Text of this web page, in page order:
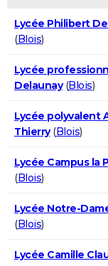
Lycée Philibert
(Blois)
Lycée
Delaunay(Blois)
Lycée polyvalent
Thierry(Blois)
Lycée Campus la
(Blois)
Lycée Notre-
(Blois)
Lycée Camille